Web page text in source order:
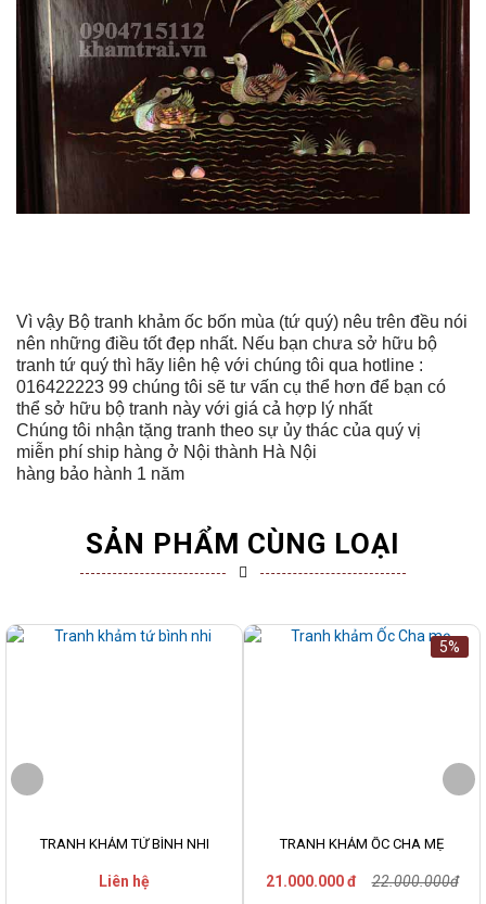
Vì vậy Bộ tranh khảm ốc bốn mùa (tứ quý) nêu trên đều nói
nên những điều tốt đẹp nhất. Nếu bạn chưa sở hữu bộ
tranh tứ quý thì hãy liên hệ với chúng tôi qua hotline :
016422223 99 chúng tôi sẽ tư vấn cụ thể hơn để bạn có
thể sở hữu bộ tranh này với giá cả hợp lý nhất
Chúng tôi nhận tặng tranh theo sự ủy thác của quý vị
miễn phí ship hàng ở Nội thành Hà Nội
hàng bảo hành 1 năm
SẢN PHẨM CÙNG LOẠI
TRANH KHẢM TỨ BÌNH NHI
Liên hệ
5%
TRANH KHẢM ỐC CHA MẸ
21.000.000 đ 22.000.000đ